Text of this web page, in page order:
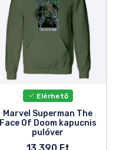
Elérhető
Marvel Superman The
Face Of Doom kapucnis
pulóver
13 390 Ft